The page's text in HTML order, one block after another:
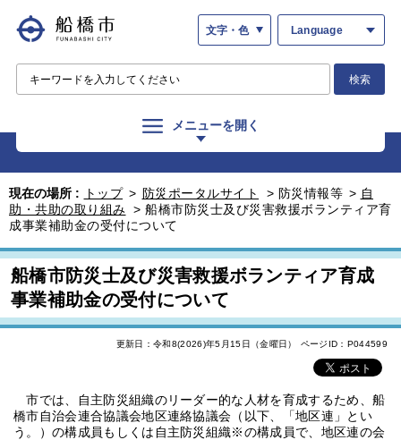
文字・色 Language
検索
メニューを開く
現在の場所 : トップ > 防災ポータルサイト > 防災情報等 > 自
助・共助の取り組み > 船橋市防災士及び災害救援ボランティア育
成事業補助金の受付について
船橋市防災士及び災害救援ボランティア育成
事業補助金の受付について
更新日：令和8(2026)年5月15日（金曜日） ページID：P044599
市では、自主防災組織のリーダー的な人材を育成するため、船
橋市自治会連合協議会地区連絡協議会（以下、「地区連」とい
う。）の構成員もしくは自主防災組織※の構成員で、地区連の会